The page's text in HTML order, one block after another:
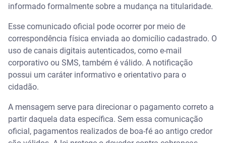
informado formalmente sobre a mudança na titularidade.
Esse comunicado oficial pode ocorrer por meio de
correspondência física enviada ao domicílio cadastrado. O
uso de canais digitais autenticados, como e-mail
corporativo ou SMS, também é válido. A notificação
possui um caráter informativo e orientativo para o
cidadão.
A mensagem serve para direcionar o pagamento correto a
partir daquela data específica. Sem essa comunicação
oficial, pagamentos realizados de boa-fé ao antigo credor